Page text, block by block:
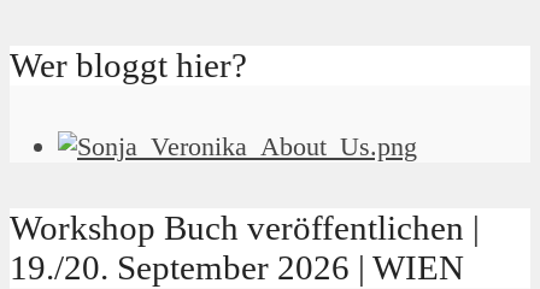
Wer bloggt hier?
Workshop Buch veröffentlichen |
19./20. September 2026 | WIEN